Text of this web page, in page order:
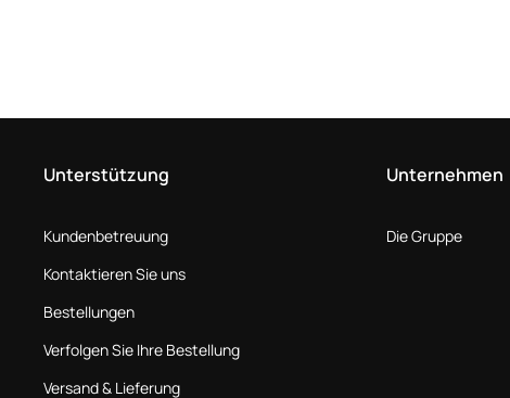
Unterstützung
Kundenbetreuung
Kontaktieren Sie uns
Bestellungen
Verfolgen Sie Ihre Bestellung
Versand & Lieferung
Unternehmen
Die Gruppe